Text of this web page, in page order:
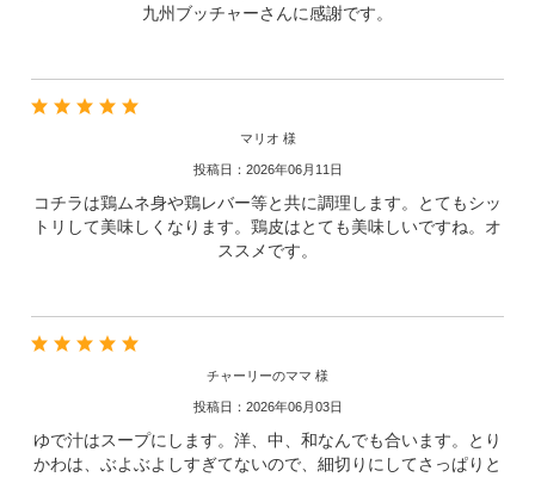
九州ブッチャーさんに感謝です。
マリオ 様
投稿日：2026年06月11日
コチラは鶏ムネ身や鶏レバー等と共に調理します。とてもシッ
トリして美味しくなります。鶏皮はとても美味しいですね。オ
ススメです。
チャーリーのママ 様
投稿日：2026年06月03日
ゆで汁はスープにします。洋、中、和なんでも合います。とり
かわは、ぶよぶよしすぎてないので、細切りにしてさっぱりと